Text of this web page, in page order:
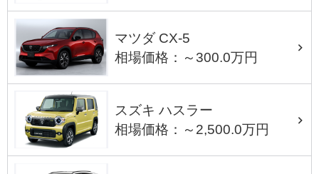
マツダ CX-5
相場価格：～300.0万円
スズキ ハスラー
相場価格：～2,500.0万円